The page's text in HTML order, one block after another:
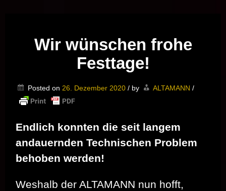
Wir wünschen frohe
Festtage!
Posted on 26. Dezember 2020 / by ALTAMANN /
Endlich konnten die seit langem
andauernden Technischen Problem
behoben werden!
Weshalb der ALTAMANN nun hofft,